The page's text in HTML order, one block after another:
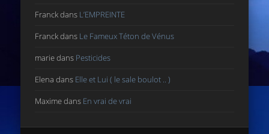
Franckdans L’EMPREINTE
Franckdans Le Fameux Téton de Vénus
mariedans Pesticides
Elena dans Elle et Lui ( le sale boulot .. )
Maximedans En vrai de vrai